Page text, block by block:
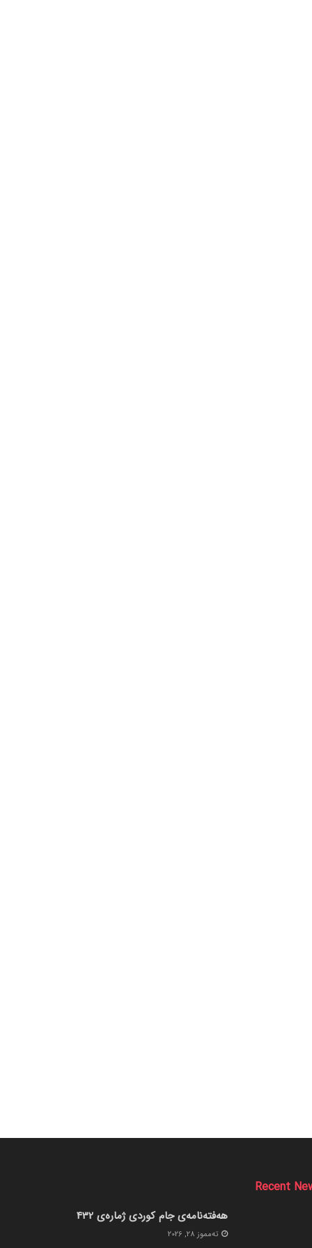
Recent
هەفتەنامەی جام کوردی ژمارەی 432
ته‌مموز 28, 2026